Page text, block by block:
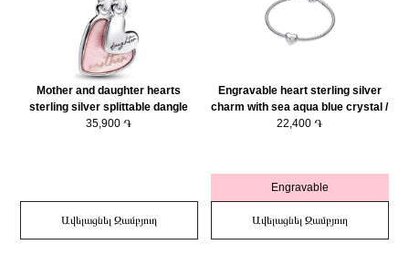
Mother and daughter hearts
sterling silver splittable dangle
with pink bioresin man-made
35,900 ֏
Ավելացնել Զամբյուղ
Engravable heart sterling silver
charm with sea aqua blue crystal /
794161C03
22,400 ֏
Engravable
Ավելացնել Զամբյուղ